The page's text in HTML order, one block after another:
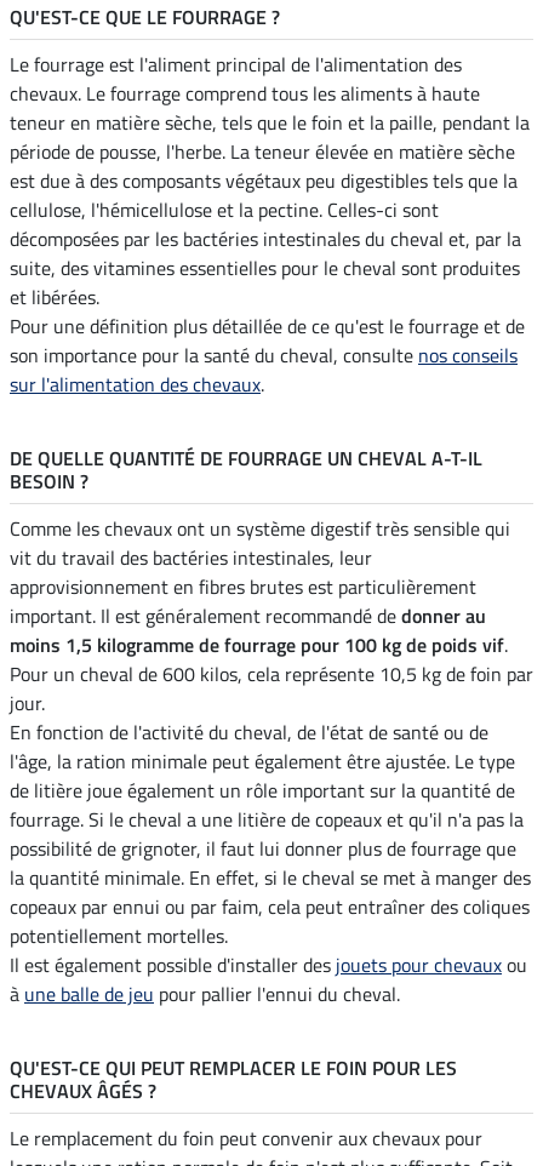
QU'EST-CE QUE LE FOURRAGE ?
Le fourrage est l'aliment principal de l'alimentation des
chevaux. Le fourrage comprend tous les aliments à haute
teneur en matière sèche, tels que le foin et la paille, pendant la
période de pousse, l'herbe. La teneur élevée en matière sèche
est due à des composants végétaux peu digestibles tels que la
cellulose, l'hémicellulose et la pectine. Celles-ci sont
décomposées par les bactéries intestinales du cheval et, par la
suite, des vitamines essentielles pour le cheval sont produites
et libérées.
Pour une définition plus détaillée de ce qu'est le fourrage et de
son importance pour la santé du cheval, consulte nos conseils
sur l'alimentation des chevaux.
DE QUELLE QUANTITÉ DE FOURRAGE UN CHEVAL A-T-IL
BESOIN ?
Comme les chevaux ont un système digestif très sensible qui
vit du travail des bactéries intestinales, leur
approvisionnement en fibres brutes est particulièrement
important. Il est généralement recommandé dedonner au
moins 1,5 kilogramme de fourrage pour 100 kg de poids vif.
Pour un cheval de 600 kilos, cela représente 10,5 kg de foin par
jour.
En fonction de l'activité du cheval, de l'état de santé ou de
l'âge, la ration minimale peut également être ajustée. Le type
de litière joue également un rôle important sur la quantité de
fourrage. Si le cheval a une litière de copeaux et qu'il n'a pas la
possibilité de grignoter, il faut lui donner plus de fourrage que
la quantité minimale. En effet, si le cheval se met à manger des
copeaux par ennui ou par faim, cela peut entraîner des coliques
potentiellement mortelles.
Il est également possible d'installer des jouets pour chevauxou
à une balle de jeu pour pallier l'ennui du cheval.
QU'EST-CE QUI PEUT REMPLACER LE FOIN POUR LES
CHEVAUX ÂGÉS ?
Le remplacement du foin peut convenir aux chevaux pour